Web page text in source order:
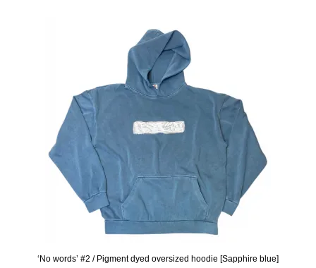
‘No words’ #2 / Pigment dyed oversized hoodie [Sapphire blue]